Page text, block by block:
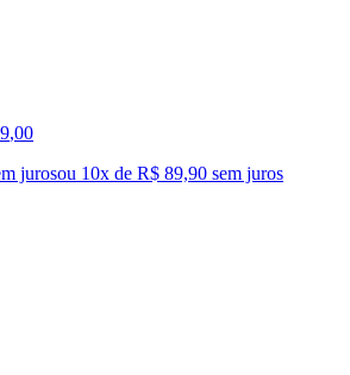
,00
jurosou 10x de R$ 89,90 sem juros